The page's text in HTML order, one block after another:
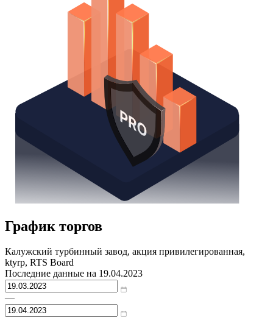
График торгов
Калужский турбинный завод, акция привилегированная,
ktyrp, RTS Board
Последние данные на 19.04.2023
—